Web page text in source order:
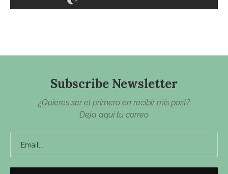
Subscribe Newsletter
¿Quieres ser el primero en recibir mis post?
Deja aquí tu correo